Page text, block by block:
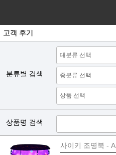
고객 후기
분류별 검색
상품명 검색
사이키 조명북 - A